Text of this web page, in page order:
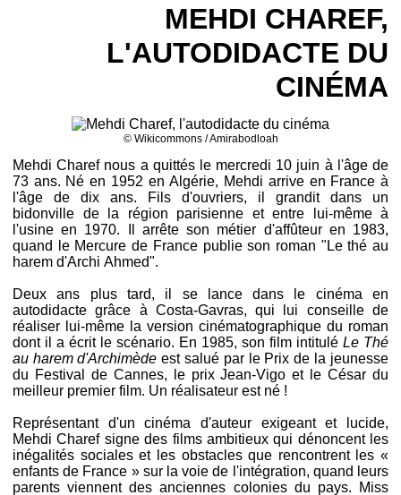
MEHDI CHAREF,
L'AUTODIDACTE DU
CINÉMA
© Wikicommons / Amirabodloah
Mehdi Charef nous a quittés le mercredi 10 juin à l'âge de
73 ans. Né en 1952 en Algérie, Mehdi arrive en France à
l'âge de dix ans. Fils d'ouvriers, il grandit dans un
bidonville de la région parisienne et entre lui-même à
l'usine en 1970. Il arrête son métier d'affûteur en 1983,
quand le Mercure de France publie son roman "Le thé au
harem d'Archi Ahmed".
Deux ans plus tard, il se lance dans le cinéma en
autodidacte grâce à Costa-Gavras, qui lui conseille de
réaliser lui-même la version cinématographique du roman
dont il a écrit le scénario. En 1985, son film intitulé Le Thé
au harem d'Archimède est salué par le Prix de la jeunesse
du Festival de Cannes, le prix Jean-Vigo et le César du
meilleur premier film. Un réalisateur est né !
Représentant d'un cinéma d'auteur exigeant et lucide,
Mehdi Charef signe des films ambitieux qui dénoncent les
inégalités sociales et les obstacles que rencontrent les «
enfants de France » sur la voie de l'intégration, quand leurs
parents viennent des anciennes colonies du pays. Miss